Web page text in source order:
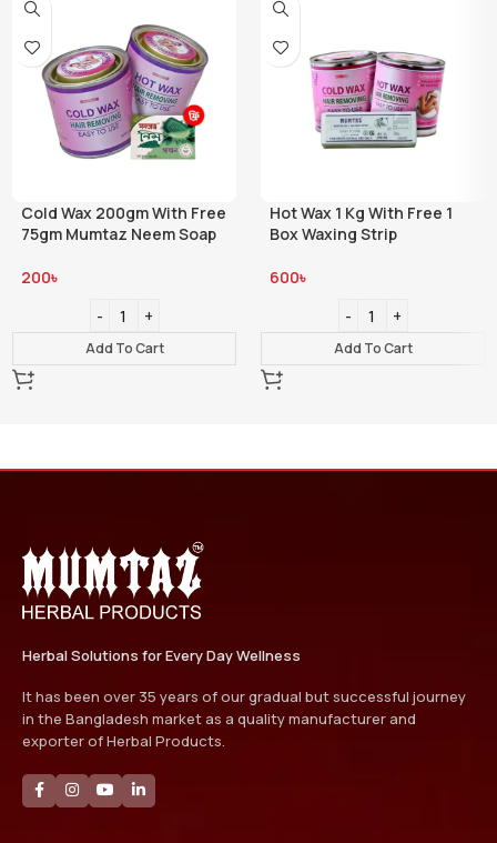
Cold Wax 200gm With Free
75gm Mumtaz Neem Soap
200৳
Add To Cart
Hot Wax 1 Kg With Free 1
Box Waxing Strip
600৳
Add To Cart
Herbal Solutions for Every Day Wellness
It has been over 35 years of our gradual but successful journey
in the Bangladesh market as a quality manufacturer and
exporter of Herbal Products.